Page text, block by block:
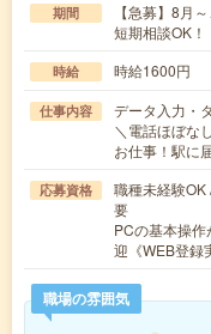
期間
【急募】8月
短期相談OK！
時給 時給1600円
仕事内容
データ入力・
＼電話ほぼな
お仕事！駅に
応募資格
職種未経験OK
要
PCの基本操
迎《WEB登録
職場の雰囲気